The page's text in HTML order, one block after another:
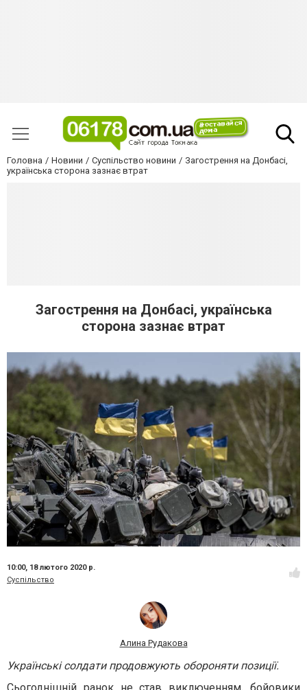
Головна Новини Суспільство новини
Загострення на Донбасі,
українська сторона зазнає втрат
Загострення на Донбасі, українська
сторона зазнає втрат
10:00, 18 лютого 2020 р.
Суспільство
Алина Рудакова
Українські солдати продовжують обороняти позиції.